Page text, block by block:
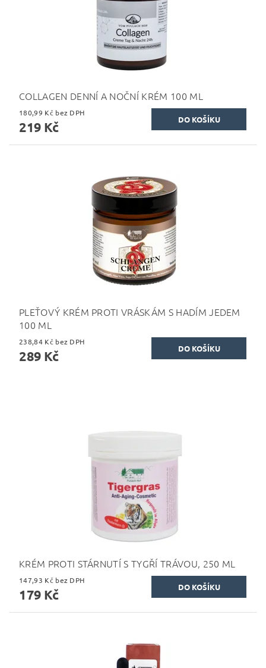
COLLAGEN DENNÍ A NOČNÍ KRÉM 100 ML
180,99 Kč bez DPH
219 Kč
PLEŤOVÝ KRÉM PROTI VRÁSKÁM S HADÍM JEDEM
100 ML
238,84 Kč bez DPH
289 Kč
KRÉM PROTI STÁRNUTÍ S TYGŘÍ TRÁVOU, 250 ML
147,93 Kč bez DPH
179 Kč